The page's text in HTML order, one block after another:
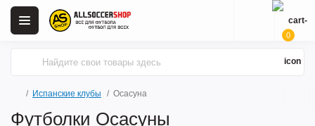
0
Испанские клубы Осасуна
Футболки Осасуны